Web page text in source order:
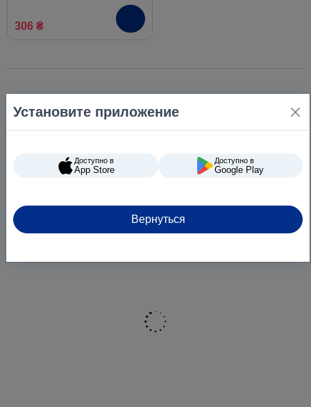
306 ₴
Установите приложение
Доступно в
App Store
Доступно в
Google Play
Вернуться